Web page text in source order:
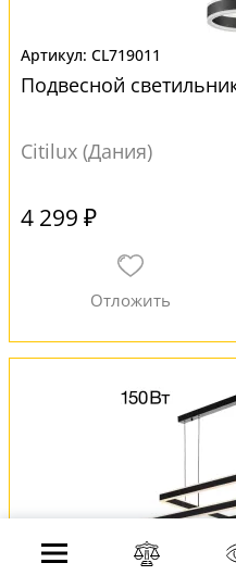
CL719011
Подвесной
Citilux (Дания)
4 299 ₽